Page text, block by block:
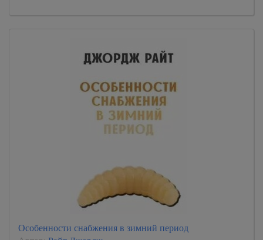
Особенности снабжения в зимний период